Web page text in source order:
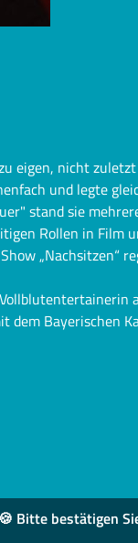
Bitte bestätigen
eigen, nicht
und legte
stand sie
Rollen in Film
„Nachsitzen“
Bayerischen